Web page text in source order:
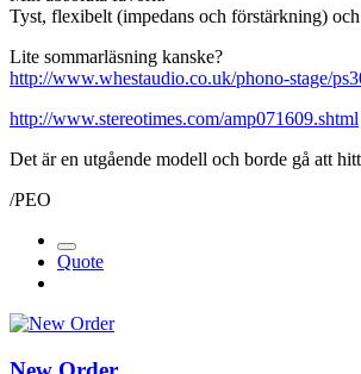
Tyst, flexibelt (impedans och förstärkning)
Lite sommarläsning kanske?
http://www.whestaudio.co.uk/phono-stage/
http://www.stereotimes.com/amp071609.shtml
Det är en utgående modell och borde gå att
/PEO
Quote